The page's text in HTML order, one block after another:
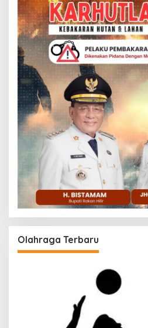
Olahraga Terbaru